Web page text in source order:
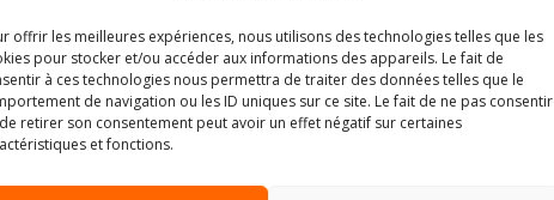
offrir les meilleures expériences, nous utilisons des technologies telles que les
pour stocker et/ou accéder aux informations des appareils. Le fait de
à ces technologies nous permettra de traiter des données telles que le
de navigation ou les ID uniques sur ce site. Le fait de ne pas consentir
retirer son consentement peut avoir un effet négatif sur certaines
et fonctions.